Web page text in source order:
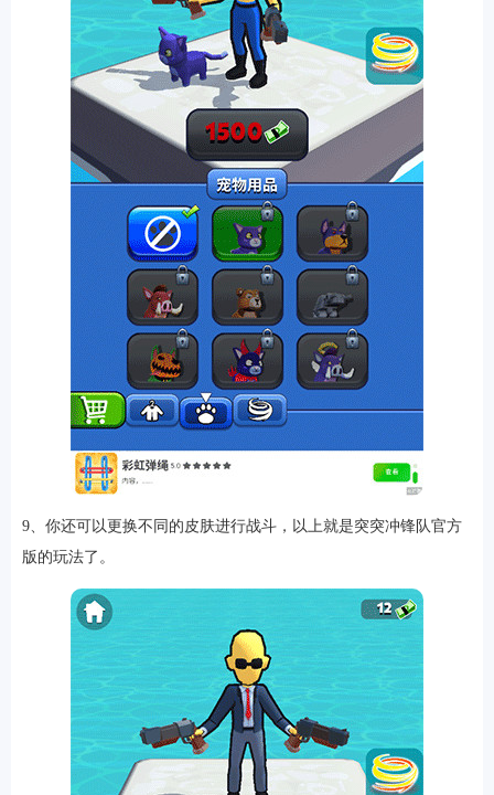
9、你还可以更换不同的皮肤进行战斗，以上就是突突冲锋队官方
版的玩法了。